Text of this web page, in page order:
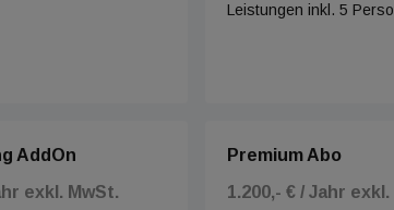
Leistungen inkl. 5
AddOn
exkl. MwSt.
Premium Abo
1.200,- € / Jahr exkl.